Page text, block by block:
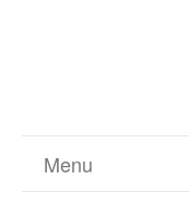
Menu